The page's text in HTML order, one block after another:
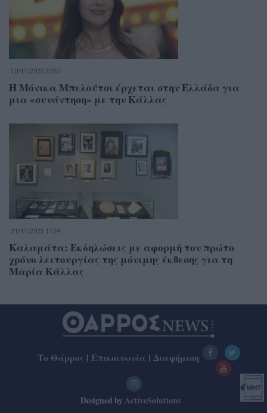
30/11/2025 20:57
Η Μόνικα Μπελούτσι έρχεται στην Ελλάδα για
μια «συνάντηση» με την Κάλλας
21/11/2025 17:24
Καλαμάτα: Εκδηλώσεις με αφορμή τον πρώτο
χρόνο λειτουργίας της μόνιμης έκθεσης για τη
Μαρία Κάλλας
Το Θάρρος | Επικοινωνία | Διαφήμιση
Designed by ActiveSolutions